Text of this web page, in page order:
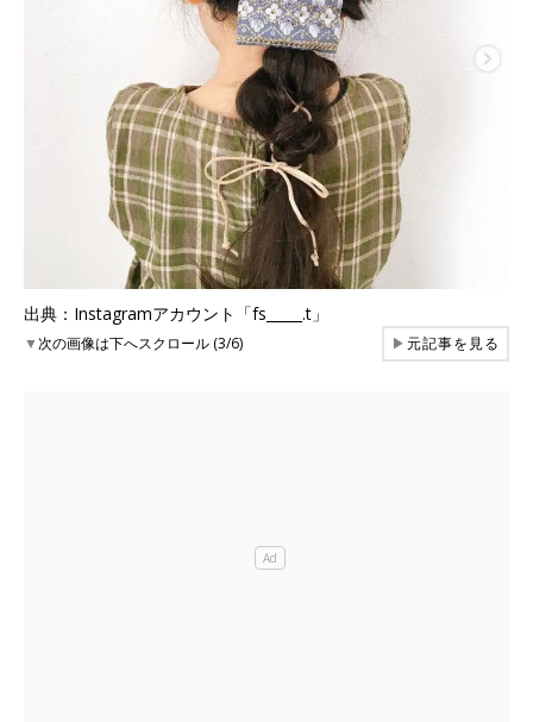
出典：Instagramアカウント「fs_____.t」
▼次の画像は下へスクロール (3/6) ▶元記事を見る